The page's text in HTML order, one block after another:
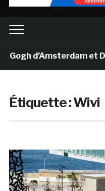
d’Amsterdam et
Étiquette :Wivi